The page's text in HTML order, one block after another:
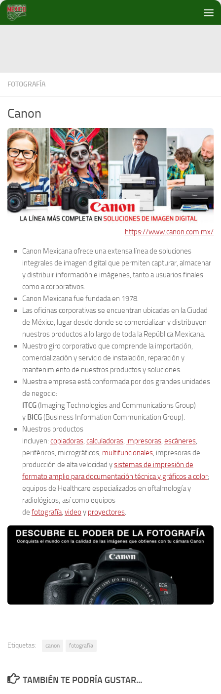
Debajo del contenido
FOTOGRAFÍA
Canon
https://www.canon.com.mx/
Canon Mexicana ofrece una extensa línea de soluciones
integrales de imagen digital que permiten capturar, almacenar
y distribuir información e imágenes, tanto a usuarios finales
como a corporativos.
Canon Mexicana fue fundada en 1978.
Las oficinas corporativas se encuentran ubicadas en la Ciudad
de México, lugar desde donde se comercializan y distribuyen
nuestros productos a lo largo de toda la República Mexicana.
Nuestro giro corporativo que comprende la importación,
comercialización y servicio de instalación, reparación y
mantenimiento de nuestros productos y soluciones.
Nuestra empresa está conformada por dos grandes unidades
de negocio:
ITCG(Imaging Technologies and Communications Group)
y BICG(Business Information Communication Group).
Nuestros productos
incluyen: copiadoras, calculadoras, impresoras, escáneres,
periféricos, micrográficos, multifuncionales, impresoras de
producción de alta velocidad ysistemas de impresión de
formato amplio para documentación técnica y gráficos a color;
equipos de Healthcare especializados en oftalmología y
radiológicos; así como equipos
de fotografía, video y proyectores.
Etiquetas: canon fotografía
TAMBIÉN TE PODRÍA GUSTAR...